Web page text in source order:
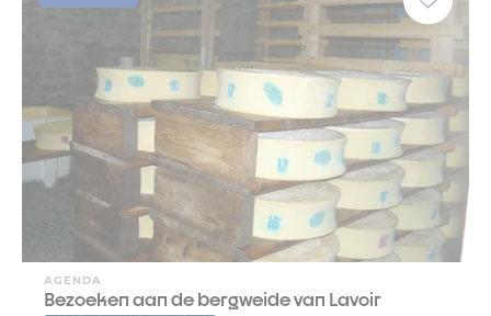
AGENDA
Bezoeken aan de bergweide van Lavoir